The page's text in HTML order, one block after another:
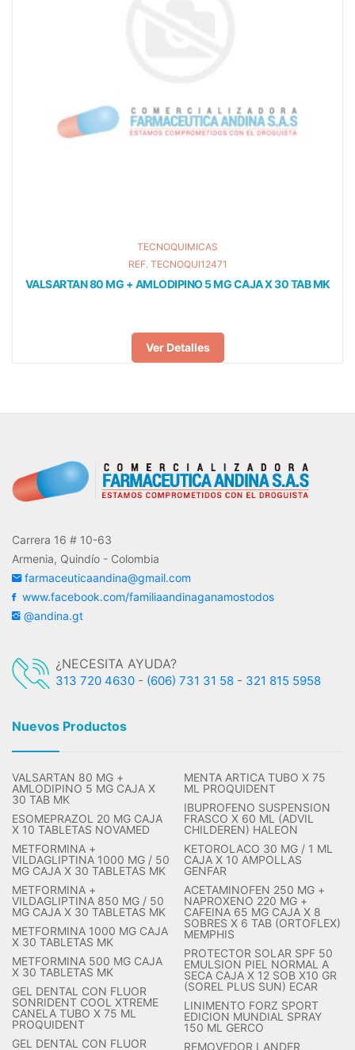
TECNOQUIMICAS
REF. TECNOQUI12471
80 MG + AMLODIPINO 5 MG CAJA X 30 TAB MK
Carrera 16 # 10-63
Armenia, Quindío - Colombia
farmaceuticaandina@gmail.com
www.facebook.com/familiaandinaganamostodos
@andina.gt
¿NECESITA AYUDA?
313 720 4630 - (606) 731 31 58 - 321 815 5958
Nuevos Productos
VALSARTAN 80 MG +
AMLODIPINO 5 MG CAJA X
30 TAB MK
ESOMEPRAZOL 20 MG CAJA
X 10 TABLETAS NOVAMED
METFORMINA +
VILDAGLIPTINA 1000 MG / 50
MG CAJA X 30 TABLETAS MK
METFORMINA +
VILDAGLIPTINA 850 MG / 50
MG CAJA X 30 TABLETAS MK
METFORMINA 1000 MG CAJA
X 30 TABLETAS MK
METFORMINA 500 MG CAJA
X 30 TABLETAS MK
GEL DENTAL CON FLUOR
SONRIDENT COOL XTREME
CANELA TUBO X 75 ML
PROQUIDENT
GEL DENTAL CON FLUOR
MENTA ARTICA TUBO X 75
ML PROQUIDENT
IBUPROFENO SUSPENSION
FRASCO X 60 ML (ADVIL
CHILDEREN) HALEON
KETOROLACO 30 MG / 1 ML
CAJA X 10 AMPOLLAS
GENFAR
ACETAMINOFEN 250 MG +
NAPROXENO 220 MG +
CAFEINA 65 MG CAJA X 8
SOBRES X 6 TAB (ORTOFLEX)
MEMPHIS
PROTECTOR SOLAR SPF 50
EMULSION PIEL NORMAL A
SECA CAJA X 12 SOB X10 GR
(SOREL PLUS SUN) ECAR
LINIMENTO FORZ SPORT
EDICION MUNDIAL SPRAY
150 ML GERCO
REMOVEDOR LANDER